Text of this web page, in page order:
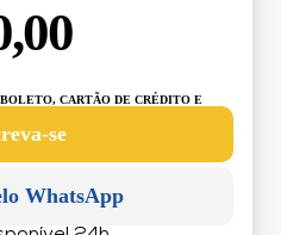
BOLETO, CARTÃO DE CRÉDITO E
se
WhatsApp